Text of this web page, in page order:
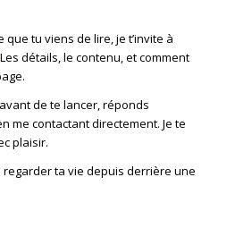
que tu viens de lire, je t’invite à
détails, le contenu, et comment
de te lancer, réponds
me contactant directement. Je te
plaisir.
regarder ta vie depuis derrière une